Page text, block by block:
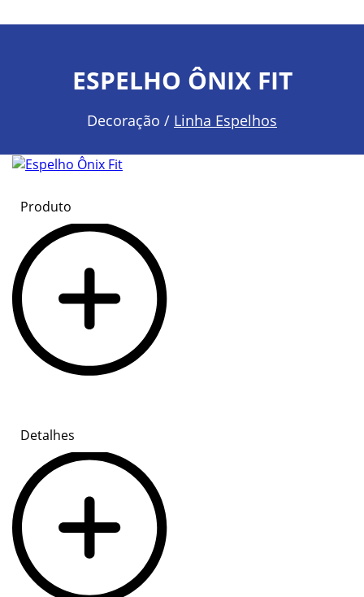
ESPELHO ÔNIX FIT
Decoração / Linha Espelhos
Produto
Detalhes